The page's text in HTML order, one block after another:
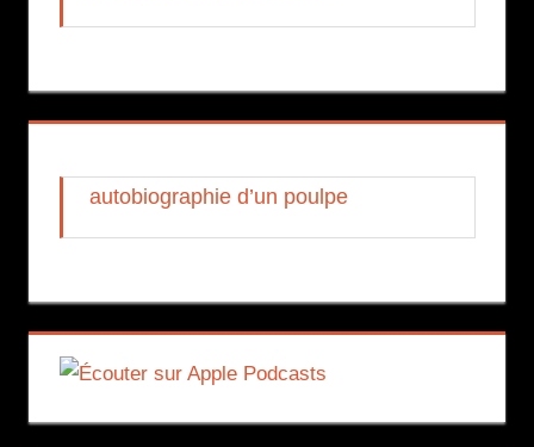
autobiographie d’un poulpe